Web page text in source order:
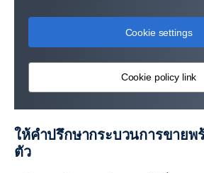
Cookie settings
Cookie policy link
ให้คำปรึกษากระบวนการขายพร้อมบริการเฉพาะ
ตัว